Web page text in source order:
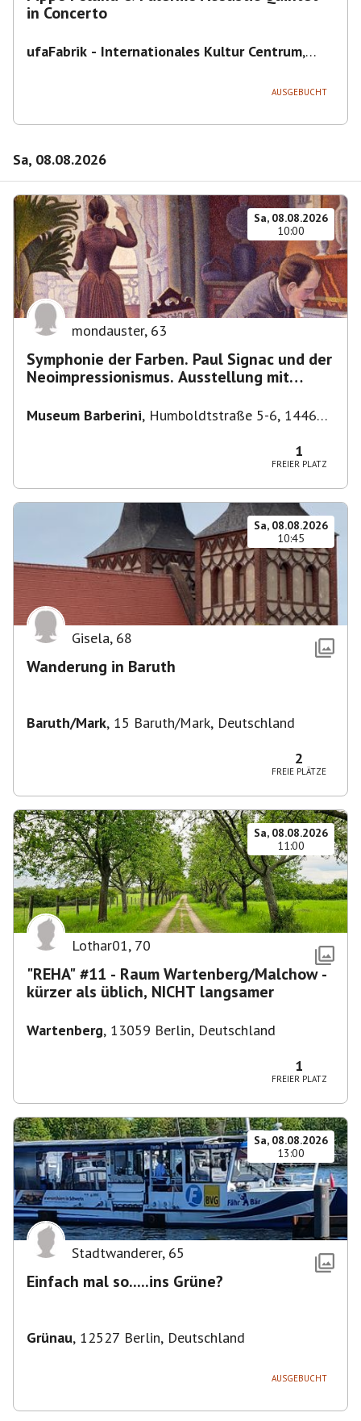
in Concerto
ufaFabrik - Internationales Kultur Centrum,
AUSGEBUCHT
Sa, 08.08.2026
Sa, 08.08.2026
10:00
mondauster, 63
Symphonie der Farben. Paul Signac und der
Neoimpressionismus. Ausstellung mit
Museum Barberini, Humboldtstraße 5-6, 14467
1
FREIER PLATZ
Sa, 08.08.2026
10:45
Gisela, 68
Wanderung in Baruth
Baruth/Mark, 15 Baruth/Mark, Deutschland
2
FREIE PLÄTZE
Sa, 08.08.2026
11:00
Lothar01, 70
"REHA" #11 - Raum Wartenberg/Malchow -
kürzer als üblich, NICHT langsamer
Wartenberg, 13059 Berlin, Deutschland
1
FREIER PLATZ
Sa, 08.08.2026
13:00
Stadtwanderer, 65
Einfach mal so.....ins Grüne?
Grünau, 12527 Berlin, Deutschland
AUSGEBUCHT